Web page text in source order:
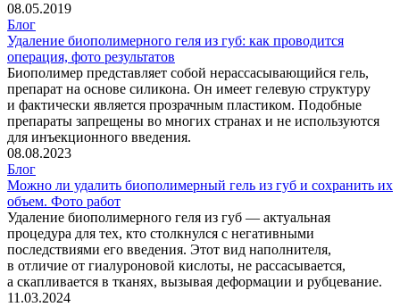
08.05.2019
Блог
Удаление биополимерного геля из губ: как проводится
операция, фото результатов
Биополимер представляет собой нерассасывающийся гель,
препарат на основе силикона. Он имеет гелевую структуру
и фактически является прозрачным пластиком. Подобные
препараты запрещены во многих странах и не используются
для инъекционного введения.
08.08.2023
Блог
Можно ли удалить биополимерный гель из губ и сохранить их
объем. Фото работ
Удаление биополимерного геля из губ — актуальная
процедура для тех, кто столкнулся с негативными
последствиями его введения. Этот вид наполнителя,
в отличие от гиалуроновой кислоты, не рассасывается,
а скапливается в тканях, вызывая деформации и рубцевание.
11.03.2024